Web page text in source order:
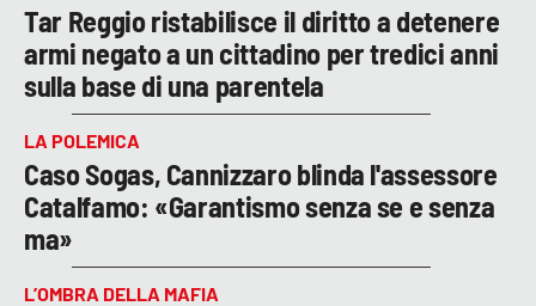
Tar Reggio ristabilisce il diritto a detenere
armi negato a un cittadino per tredici anni
sulla base di una parentela
LA POLEMICA
Caso Sogas, Cannizzaro blinda l'assessore
Catalfamo: «Garantismo senza se e senza
ma»
L’OMBRA DELLA MAFIA